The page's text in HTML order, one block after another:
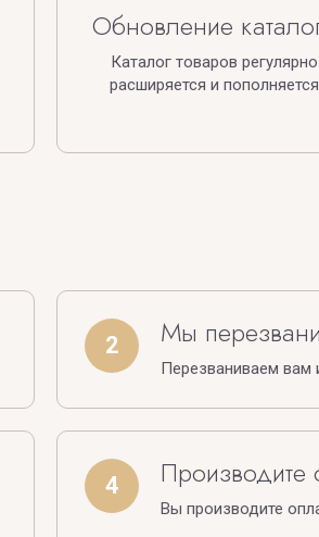
Обновление
Каталог товаров регулярно
расширяется и пополняется
2 Мы
Перезваниваем вам
4 Производите
Вы производите